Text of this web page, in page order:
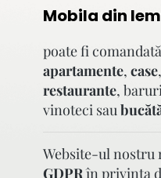
Mobila din
poate fi
apartamente, case
restaurante,
vinoteci sau
Website-ul nostru
GDPRîn privinţa